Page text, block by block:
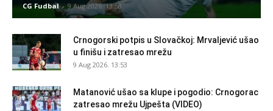
CG Fudbal - 9 Aug 2026. 13:58
Crnogorski potpis u Slovačkoj: Mrvaljević ušao
u finišu i zatresao mrežu
9 Aug 2026. 13:53
Matanović ušao sa klupe i pogodio: Crnogorac
zatresao mrežu Ujpešta (VIDEO)